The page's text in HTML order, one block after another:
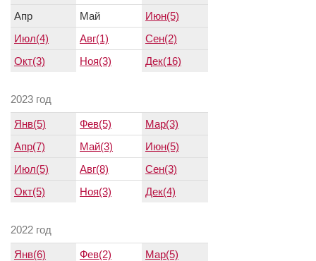
Апр
Май
Июн(5)
Июл(4)
Авг(1)
Сен(2)
Окт(3)
Ноя(3) Дек(16)
2023 год
Янв(5) Фев(5)
Мар(3)
Апр(7)
Май(3)
Июн(5)
Июл(5)
Авг(8)
Сен(3)
Окт(5)
Ноя(3) Дек(4)
2022 год
Янв(6) Фев(2)
Мар(5)